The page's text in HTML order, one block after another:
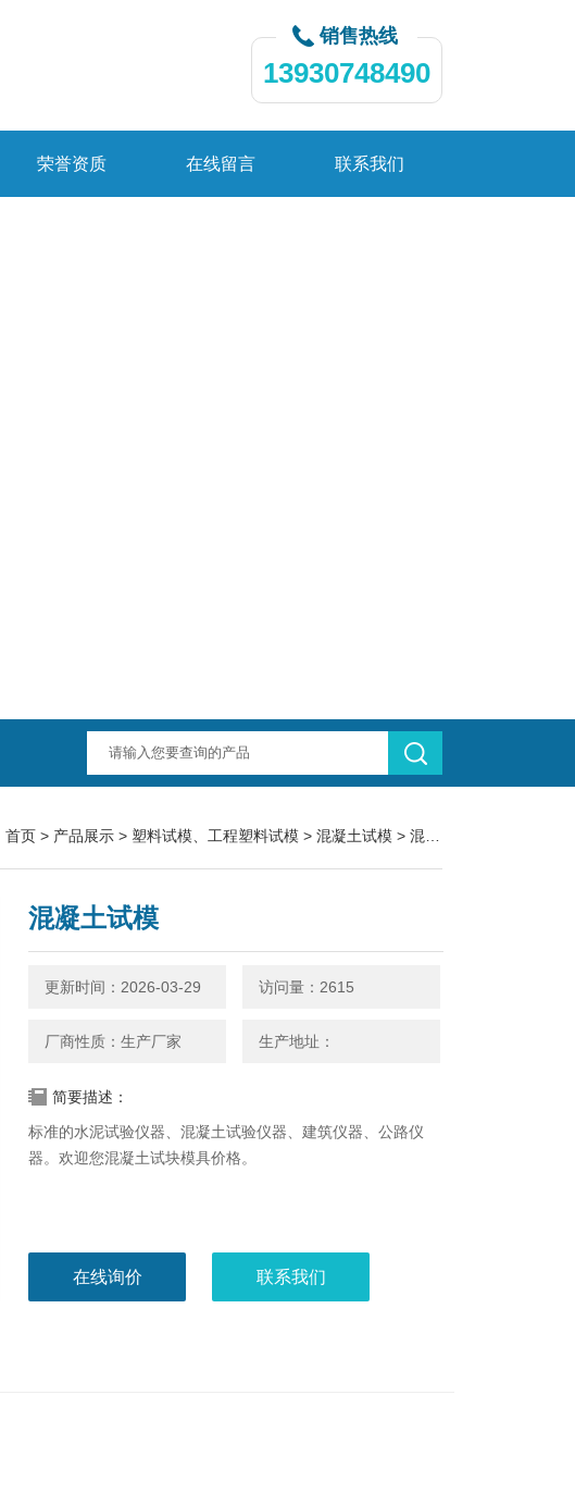
销售热线
13930748490
荣誉资质 在线留言 联系我们
首页 > 产品展示 > 塑料试模、工程塑料试模 > 混凝土试模 > 混凝土试模
混凝土试模
更新时间：2026-03-29 访问量：2615
厂商性质：生产厂家 生产地址：
简要描述：
标准的水泥试验仪器、混凝土试验仪器、建筑仪器、公路仪
器。欢迎您混凝土试块模具价格。
在线询价 联系我们